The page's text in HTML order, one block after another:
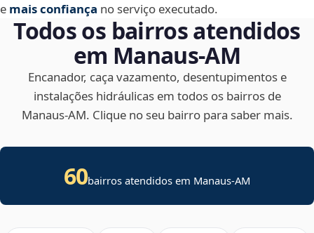
e mais confiança no serviço executado.
Todos os bairros atendidos
em Manaus‑AM
Encanador, caça vazamento, desentupimentos e
instalações hidráulicas em todos os bairros de
Manaus‑AM. Clique no seu bairro para saber mais.
60bairros atendidos em Manaus-AM